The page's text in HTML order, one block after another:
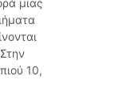
μιας
10,